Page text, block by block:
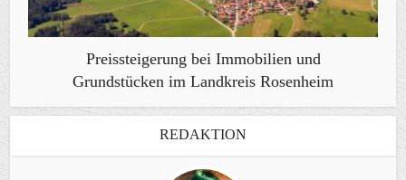
Preissteigerung bei Immobilien und
Grundstücken im Landkreis Rosenheim
REDAKTION